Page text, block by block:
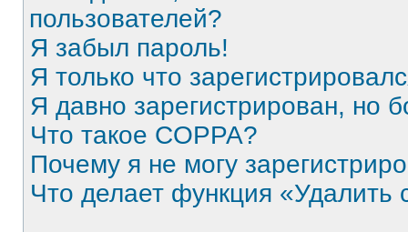
пользователей?
Я забыл пароль!
Я только что
Я давно зарегистрирован, но
Что такое COPPA?
Почему я не могу
Что делает функция